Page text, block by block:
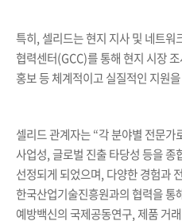
특히, 셀리드는 현지 지사 및 네트
협력센터(GCC)를 통해 현지 시장
홍보 등 체계적이고 실질적인 지원
셀리드 관계자는“각 분야별 전문가
사업성,글로벌 진출 타당성 등을 종
선정되게 되었으며, 다양한 경험과
한국산업기술진흥원과의 협력을 통
예방백신의 국제공동연구, 제품 거